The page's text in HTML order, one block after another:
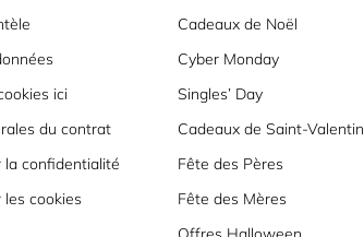
ici
du contrat
la confidentialité
cookies
Cadeaux de Noël
Cyber Monday
Singles’ Day
Cadeaux de Saint-Valentin
Fête des Pères
Fête des Mères